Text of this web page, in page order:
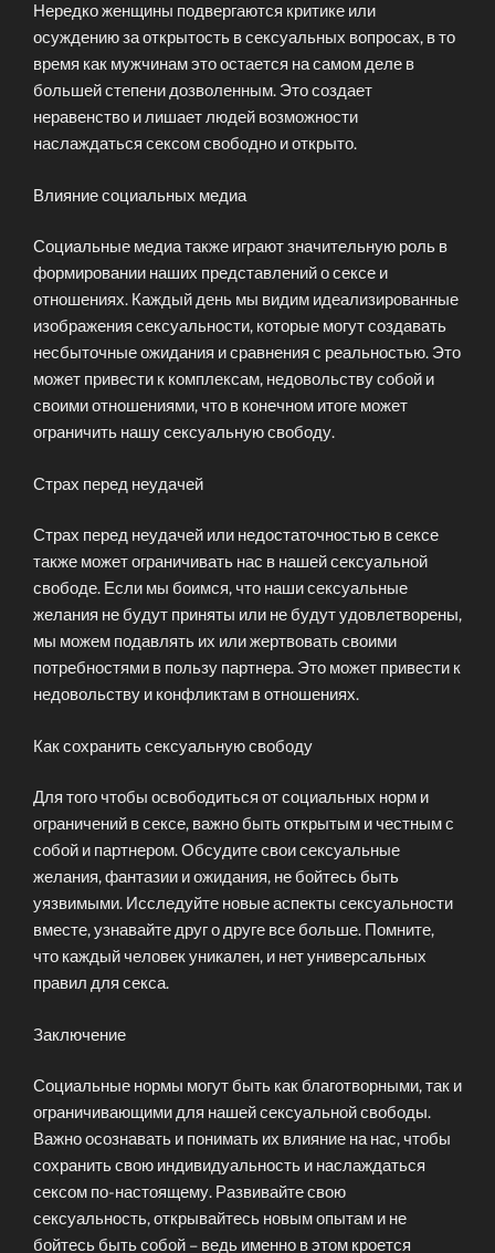
Нередко женщины подвергаются критике или
осуждению за открытость в сексуальных вопросах, в то
время как мужчинам это остается на самом деле в
большей степени дозволенным. Это создает
неравенство и лишает людей возможности
наслаждаться сексом свободно и открыто.
Влияние социальных медиа
Социальные медиа также играют значительную роль в
формировании наших представлений о сексе и
отношениях. Каждый день мы видим идеализированные
изображения сексуальности, которые могут создавать
несбыточные ожидания и сравнения с реальностью. Это
может привести к комплексам, недовольству собой и
своими отношениями, что в конечном итоге может
ограничить нашу сексуальную свободу.
Страх перед неудачей
Страх перед неудачей или недостаточностью в сексе
также может ограничивать нас в нашей сексуальной
свободе. Если мы боимся, что наши сексуальные
желания не будут приняты или не будут удовлетворены,
мы можем подавлять их или жертвовать своими
потребностями в пользу партнера. Это может привести к
недовольству и конфликтам в отношениях.
Как сохранить сексуальную свободу
Для того чтобы освободиться от социальных норм и
ограничений в сексе, важно быть открытым и честным с
собой и партнером. Обсудите свои сексуальные
желания, фантазии и ожидания, не бойтесь быть
уязвимыми. Исследуйте новые аспекты сексуальности
вместе, узнавайте друг о друге все больше. Помните,
что каждый человек уникален, и нет универсальных
правил для секса.
Заключение
Социальные нормы могут быть как благотворными, так и
ограничивающими для нашей сексуальной свободы.
Важно осознавать и понимать их влияние на нас, чтобы
сохранить свою индивидуальность и наслаждаться
сексом по-настоящему. Развивайте свою
сексуальность, открывайтесь новым опытам и не
бойтесь быть собой – ведь именно в этом кроется